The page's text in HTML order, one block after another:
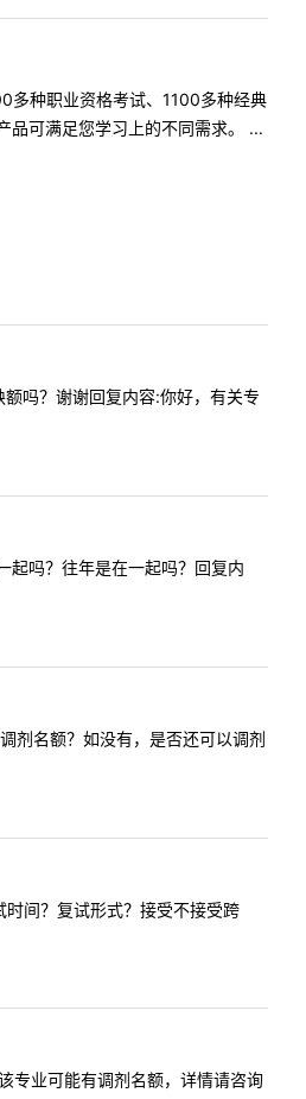
多种职业资格考试、1100多种经典
品可满足您学习上的不同需求。 ...
吗？谢谢回复内容:你好，有关专
吗？往年是在一起吗？回复内
剂名额？如没有，是否还可以调剂
间？复试形式？接受不接受跨
专业可能有调剂名额，详情请咨询